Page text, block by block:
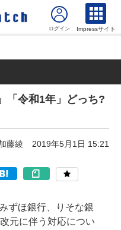
Impressサイト
「令和1年」どっち?
藤綾 2019年5月1日 15:21
ずほ銀行、りそな銀
元に伴う対応につい